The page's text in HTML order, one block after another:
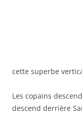
cette superbe
Les copains
descend derrière